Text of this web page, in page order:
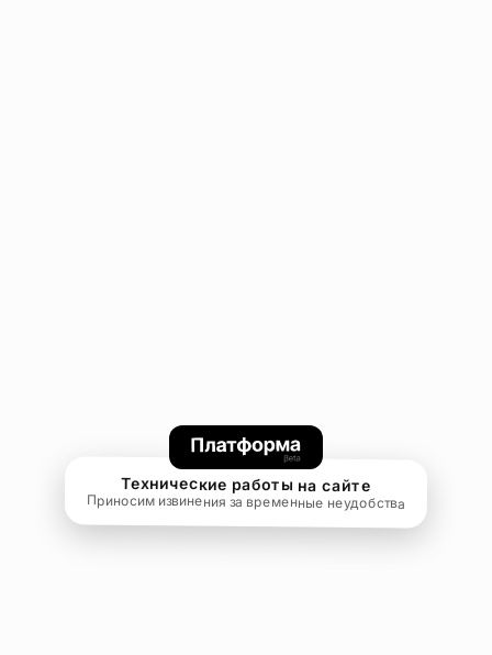
Технические работы на сайте
Приносим извинения за временные неудобства